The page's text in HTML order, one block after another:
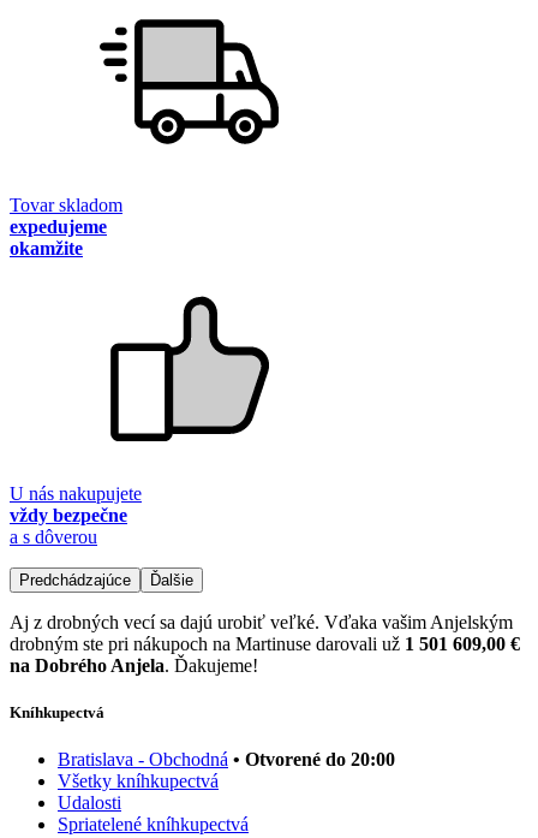
Tovar skladom
expedujeme
okamžite
U nás nakupujete
vždy bezpečne
a s dôverou
Predchádzajúce Ďalšie
Aj z drobných vecí sa dajú urobiť veľké. Vďaka vašim Anjelským
drobným ste pri nákupoch na Martinuse darovali už 1 501 609,00 €
na Dobrého Anjela. Ďakujeme!
Kníhkupectvá
Bratislava - Obchodná • Otvorené do 20:00
Všetky kníhkupectvá
Udalosti
Spriatelené kníhkupectvá